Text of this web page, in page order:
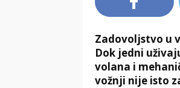
Zadovoljstvo u
Dok jedni
volana i
vožnji nije isto